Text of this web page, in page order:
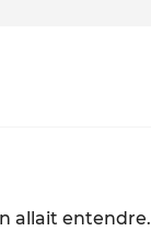
allait entendre.